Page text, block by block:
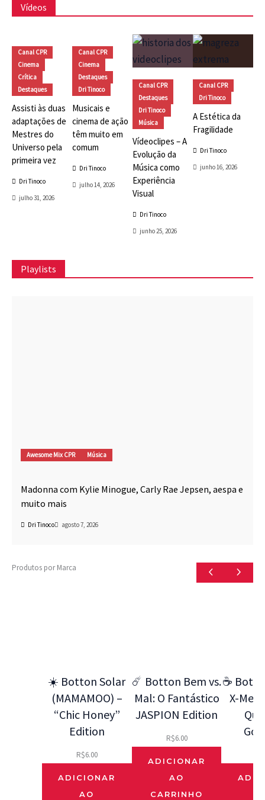
Vídeos
Canal CPR
Cinema
Crítica
Destaques
Assisti às duas
adaptações de
Mestres do
Universo pela
primeira vez
Dri Tinoco
julho 31, 2026
Canal CPR
Cinema
Destaques
Dri Tinoco
Musicais e
cinema de ação
têm muito em
comum
Dri Tinoco
julho 14, 2026
Canal CPR
Destaques
Dri Tinoco
Música
Vídeoclipes – A
Evolução da
Música como
Experiência
Visual
Dri Tinoco
junho 25, 2026
Canal CPR
Dri Tinoco
A Estética da
Fragilidade
Dri Tinoco
junho 16, 2026
Playlists
Awesome Mix CPR Música
Madonna com Kylie Minogue, Carly Rae Jepsen, aespa e
muito mais
Dri Tinoco agosto 7, 2026
Produtos por Marca
☀️ Botton Solar
(MAMAMOO) –
“Chic Honey”
Edition
R$6.00
ADICIONAR
AO
☄️ Botton Bem vs.
Mal: O Fantástico
JASPION Edition
R$6.00
ADICIONAR
AO
CARRINHO
☕
X-Men